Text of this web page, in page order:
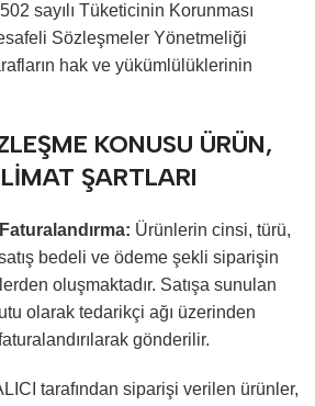
sayılı Tüketicinin Korunması
Sözleşmeler Yönetmeliği
hak ve yükümlülüklerinin
KONUSU ÜRÜN,
ŞARTLARI
Ürünlerin cinsi, türü,
bedeli ve ödeme şekli siparişin
oluşmaktadır. Satışa sunulan
olarak tedarikçi ağı üzerinden
gönderilir.
tarafından siparişi verilen ürünler,